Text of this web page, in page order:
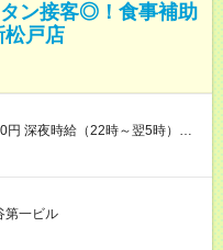
ン接客◎！食事補助
松戸店
深夜時給（22時～翌5時）：
切り上げで一ヶ月とさせてい
時間(研修中も同時給）
第一ビル